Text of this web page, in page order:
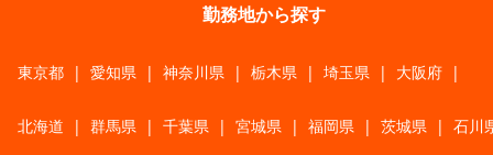
勤務地から探す
東京都 | 愛知県 | 神奈川県 | 栃木県 | 埼玉県 | 大阪府 |
北海道 | 群馬県 | 千葉県 | 宮城県 | 福岡県 | 茨城県 | 石川